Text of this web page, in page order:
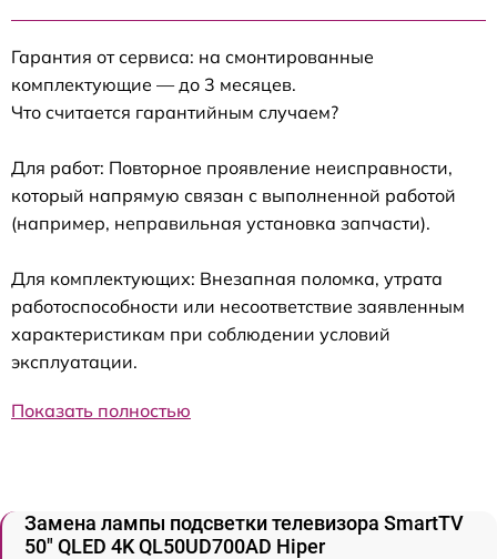
Гарантия от сервиса: на смонтированные
комплектующие — до 3 месяцев.
Что считается гарантийным случаем?
Для работ: Повторное проявление неисправности,
который напрямую связан с выполненной работой
(например, неправильная установка запчасти).
Для комплектующих: Внезапная поломка, утрата
работоспособности или несоответствие заявленным
характеристикам при соблюдении условий
эксплуатации.
Показать полностью
Замена лампы подсветки телевизора SmartTV
50" QLED 4K QL50UD700AD Hiper